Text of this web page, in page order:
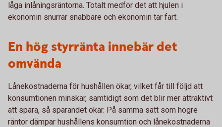
låga inlåningsräntorna. Totalt medför det att hjulen i
ekonomin snurrar snabbare och ekonomin tar fart.
En hög styrränta innebär det
omvända
Lånekostnaderna för hushållen ökar, vilket får till följd att
konsumtionen minskar, samtidigt som det blir mer attraktivt
att spara, så sparandet ökar. På samma sätt som högre
räntor dämpar hushållens konsumtion och lånekostnaderna